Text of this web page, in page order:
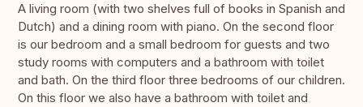
A living room (with two shelves full of books in Spanish and
Dutch) and a dining room with piano. On the second floor
is our bedroom and a small bedroom for guests and two
study rooms with computers and a bathroom with toilet
and bath. On the third floor three bedrooms of our children.
On this floor we also have a bathroom with toilet and